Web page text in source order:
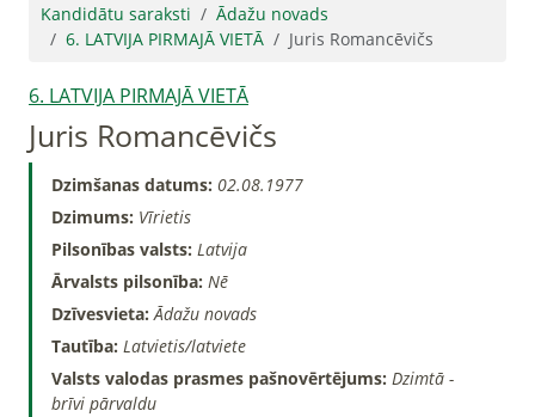
Kandidātu saraksti
Ādažu novads
6. LATVIJA PIRMAJĀ VIETĀ
Juris Romancēvičs
6. LATVIJA PIRMAJĀ VIETĀ
Juris Romancēvičs
Dzimšanas datums: 02.08.1977
Dzimums: Vīrietis
Pilsonības valsts: Latvija
Ārvalsts pilsonība: Nē
Dzīvesvieta:Ādažu novads
Tautība: Latvietis/latviete
Valsts valodas prasmes pašnovērtējums: Dzimtā -
brīvi pārvaldu